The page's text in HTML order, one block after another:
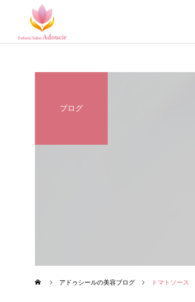
ブログ
アドゥシールの美容ブログ トマトソース